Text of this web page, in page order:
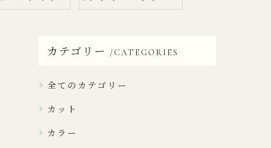
カテゴリー CATEGORIES
全てのカテゴリー
カット
カラー